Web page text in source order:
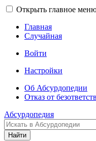
Открыть главное
Главная
Случайная
Войти
Настройки
Об Абсурдопедии
Отказ от
Абсурдопедия
Найти